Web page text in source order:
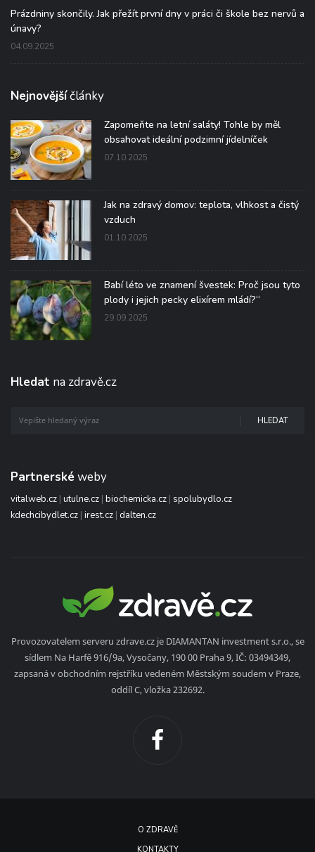
Prázdniny skončily. Jak přežít první dny v práci či škole bez nervů a
únavy?
04.09.2025
Nejnovějšíčlánky
Zapomeňte na letní saláty! Tohle by měl
obsahovat ideální podzimní jídelníček
07.10.2025
Jak na zdravý domov: teplota, vlhkost a čistý
vzduch
01.10.2025
Babí léto ve znamení švestek: Proč jsou tyto
plody i jejich pecky elixírem mládí?“
29.09.2025
Hledat na zdravě.cz
HLEDAT
Partnerské weby
vitalweb.cz | utulne.cz | biochemicka.cz | spolubydlo.cz
kdechcibydlet.cz | irest.cz | dalten.cz
Provozovatelem serveru zdrave.cz je DIAMANTAN investment s.r.o., se
sídlem Na Harfě 916/9a, Vysočany, 190 00 Praha 9, IČ: 03494349,
zapsaná v obchodním rejstříku vedeném Městským soudem v Praze,
oddíl C, vložka 232692.
O ZDRAVĚ
KONTAKTY